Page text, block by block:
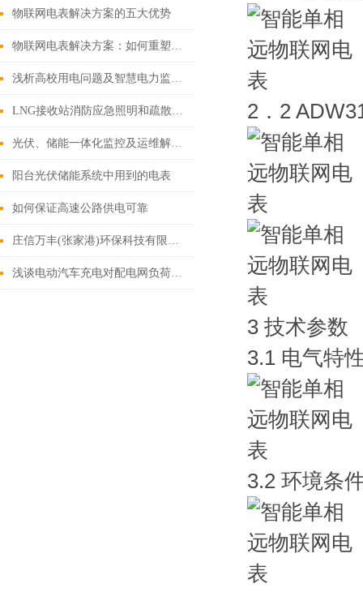
物联网电表解决方案的五大优势
物联网电表解决方案：如何重塑能源管理与计量
浅析高校用电问题及智慧电力监管平台的构建
LNG接收站消防应急照明和疏散指示系统设计
光伏、储能一体化监控及运维解决方案
阳台光伏储能系统中用到的电表
如何保证高速公路供电可靠
庄信万丰(张家港)环保科技有限公司电力监控系统的设计和应用
浅谈电动汽车充电对配电网负荷的影响及有序控制策略
2．2
3 技术参数
3.1 电气特
3.2 环境条